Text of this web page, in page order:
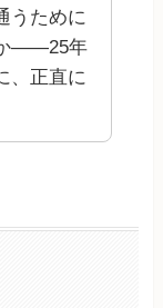
うために
——25年
、正直に